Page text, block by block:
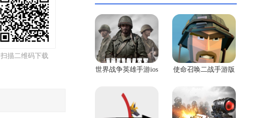
扫描二维码下载
世界战争英雄手游ios
使命召唤二战手游版